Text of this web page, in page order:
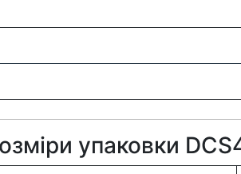
упаковки